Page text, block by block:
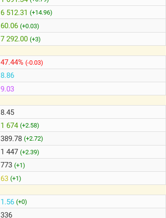
6 512.31 (+14.96)
60.06 (+0.03)
7 292.00 (+3)
47.44% (-0.03)
8.86
9.03
8.45
1 674 (+2.58)
389.78 (+2.72)
1 447 (+2.39)
773 (+1)
63 (+1)
1.56 (+0)
336